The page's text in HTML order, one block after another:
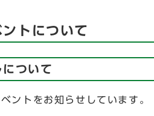
トについて
ついて
ントをお知らせしています。